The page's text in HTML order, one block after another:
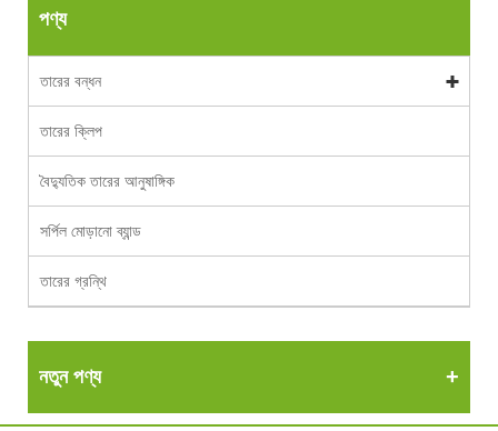
পণ্য
তারের বন্ধন
তারের ক্লিপ
বৈদ্যুতিক তারের আনুষাঙ্গিক
সর্পিল মোড়ানো ব্যান্ড
তারের গ্রন্থি
নতুন পণ্য